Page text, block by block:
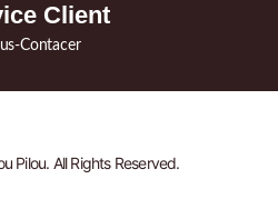
Client
Contacer
Pilou. All Rights Reserved.